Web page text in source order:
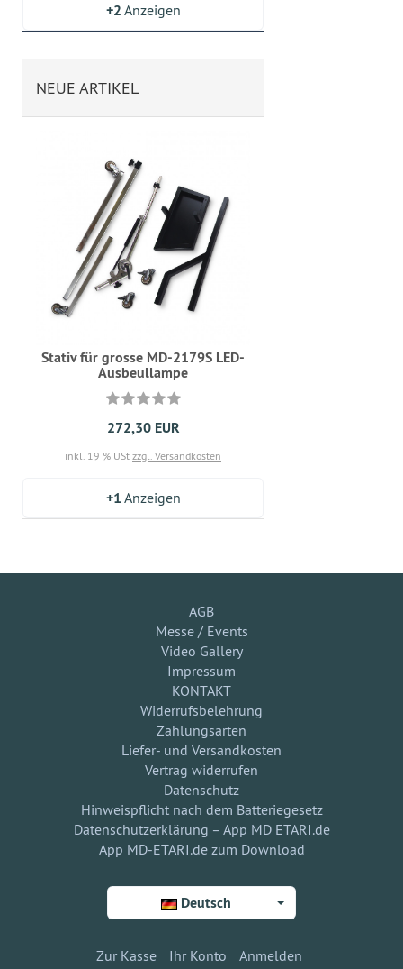
+2 Anzeigen
NEUE ARTIKEL
Stativ für grosse MD-2179S LED-
Ausbeullampe
272,30 EUR
inkl. 19 % USt zzgl. Versandkosten
+1 Anzeigen
AGB
Messe / Events
Video Gallery
Impressum
KONTAKT
Widerrufsbelehrung
Zahlungsarten
Liefer- und Versandkosten
Vertrag widerrufen
Datenschutz
Hinweispflicht nach dem Batteriegesetz
Datenschutzerklärung – App MD ETARI.de
App MD-ETARI.de zum Download
Deutsch
Zur Kasse Ihr Konto Anmelden